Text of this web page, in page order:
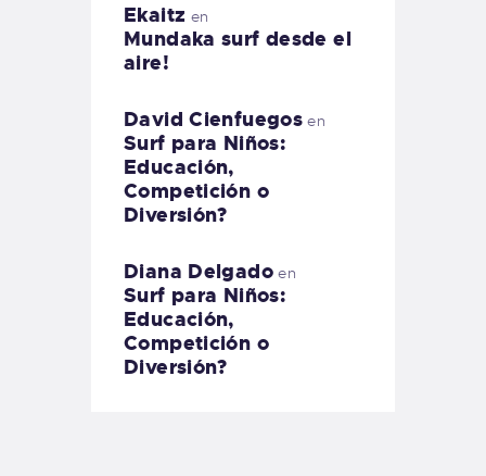
Ekaitz en
Mundaka surf desde el
aire!
David Cienfuegos en
Surf para Niños:
Educación,
Competición o
Diversión?
Diana Delgadoen
Surf para Niños:
Educación,
Competición o
Diversión?